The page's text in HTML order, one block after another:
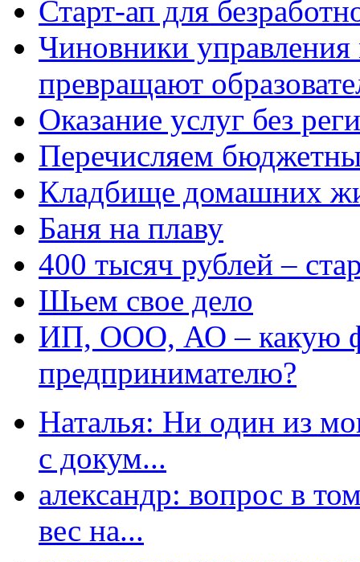
Старт-ап для
Чиновники
превращают
Оказание услуг без
Перечисляем
Кладбище домашних
Баня на плаву
400 тысяч рублей –
Шьем свое дело
ИП, ООО, АО – какую
предпринимателю?
Наталья: Ни один из
с докум...
александр: вопрос в
вес на...